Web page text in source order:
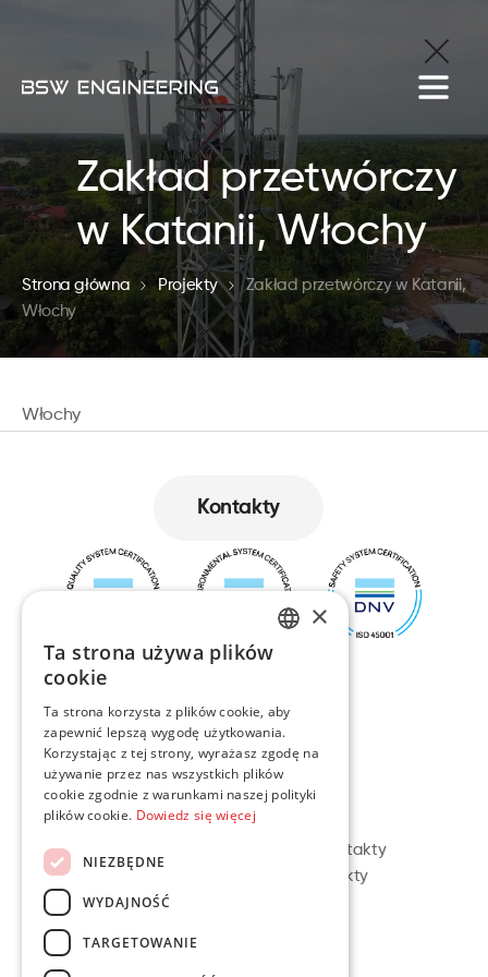
Zakład przetwórczy
w Katanii, Włochy
Strona główna Projekty
Zakład przetwórczy w Katanii,
Włochy
Włochy
Kontakty
Nawigacja
Projekty
Kontakt
Litewskie kontakty
Polskie kontakty
LT
PL
DE
×
Ta strona używa plików
cookie
Ta strona korzysta z plików cookie, aby
zapewnić lepszą wygodę użytkowania.
Korzystając z tej strony, wyrażasz zgodę na
używanie przez nas wszystkich plików
cookie zgodnie z warunkami naszej polityki
plików cookie. Dowiedz się więcej
NIEZBĘDNE
WYDAJNOŚĆ
TARGETOWANIE